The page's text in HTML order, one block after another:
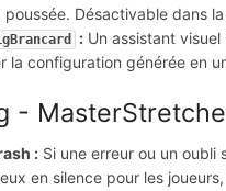
Désactivable dans
: Un assistant
la configuration générée en
-
: Si une erreur ou un oubli
en silence pour les